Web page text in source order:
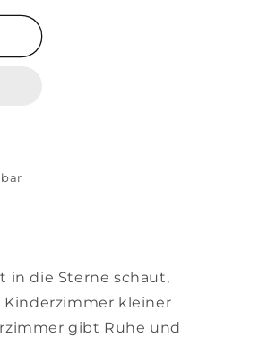
in die Sterne schaut,
kleiner
gibt Ruhe und